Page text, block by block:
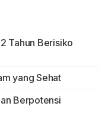
Tahun Berisiko
yang Sehat
Berpotensi